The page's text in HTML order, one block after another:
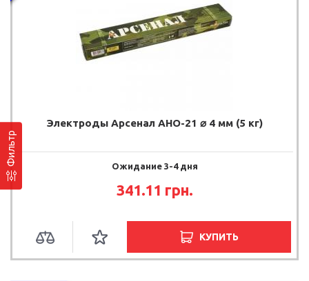
Фильтр
Электроды Арсенал АНО-21 ⌀ 4 мм (5 кг)
Ожидание 3-4 дня
341.11 грн.
КУПИТЬ